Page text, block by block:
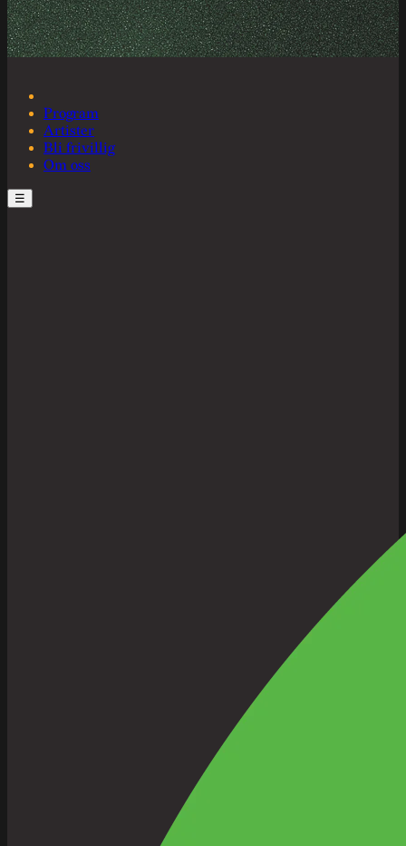
Program
Artister
Bli frivillig
Om oss
☰